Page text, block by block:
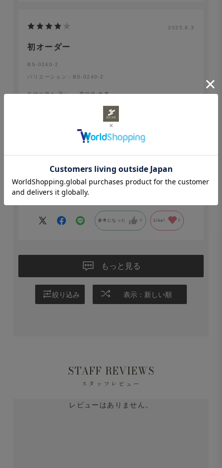
2025.8.3
初オーダー
BS-0240-2
バリエーション：BS-0240-2
生地の厚さ:薄い 季節感:春夏
身長:
体重:75～79kg
生地は気持ち薄いかなって感じがしますが、暑い時期は
参考になった 0 Like! 3
もっと見る
絞り込み 表示：新しい順
STAFF REVIEWS
スタッフレビュー
レビューはありません。